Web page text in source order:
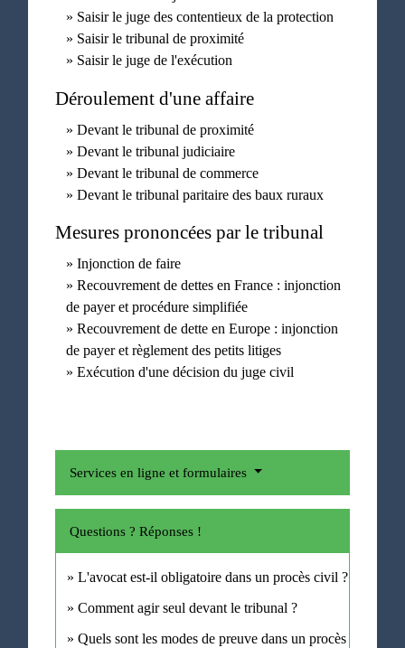
Saisir le juge des contentieux de la protection
Saisir le tribunal de proximité
Saisir le juge de l'exécution
Déroulement d'une affaire
Devant le tribunal de proximité
Devant le tribunal judiciaire
Devant le tribunal de commerce
Devant le tribunal paritaire des baux ruraux
Mesures prononcées par le tribunal
Injonction de faire
Recouvrement de dettes en France : injonction
de payer et procédure simplifiée
Recouvrement de dette en Europe : injonction
de payer et règlement des petits litiges
Exécution d'une décision du juge civil
Services en ligne et formulaires
Questions ? Réponses !
L'avocat est-il obligatoire dans un procès civil ?
Comment agir seul devant le tribunal ?
Quels sont les modes de preuve dans un procès